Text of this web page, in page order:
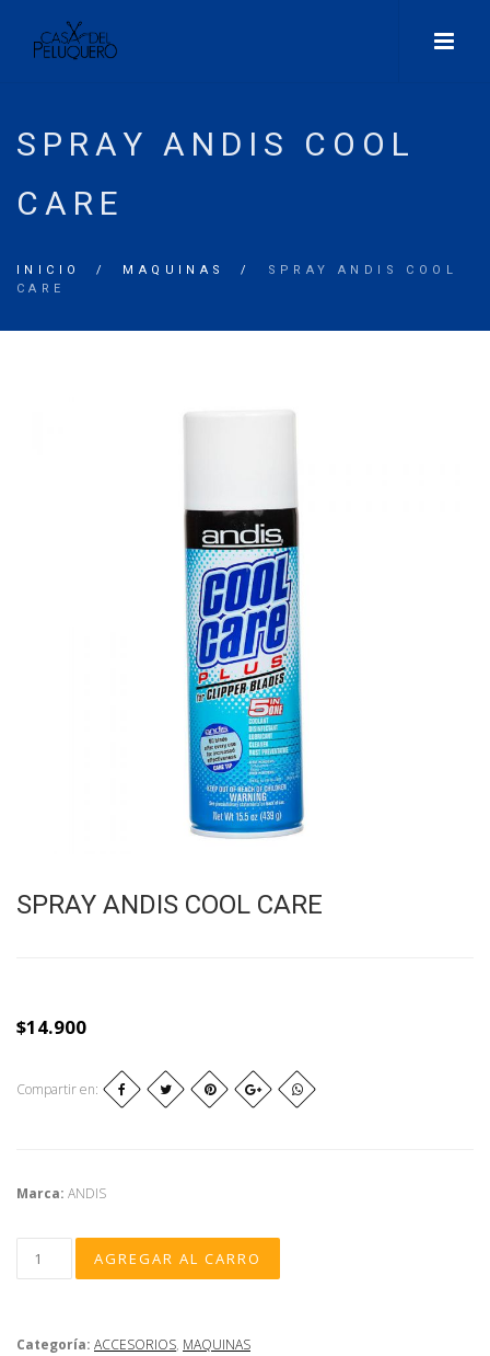
SPRAY ANDIS COOL
CARE
INICIO / MAQUINAS /
SPRAY ANDIS COOL
CARE
SPRAY ANDIS COOL CARE
$14.900
Compartir en:
Marca: ANDIS
Categoría: ACCESORIOS, MAQUINAS